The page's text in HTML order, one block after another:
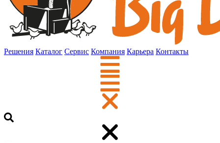
Решения Каталог Сервис Компания Карьера Контакты